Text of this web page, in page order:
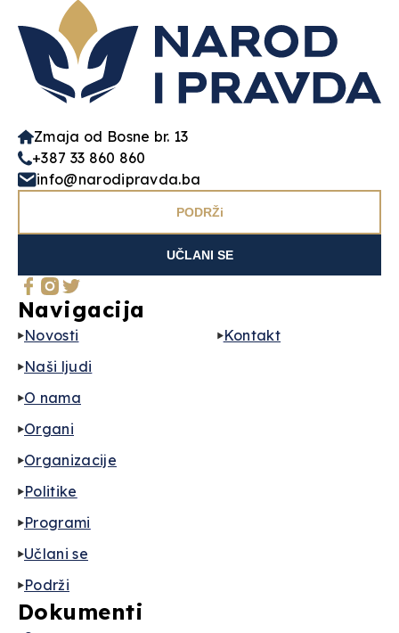
Zmaja od Bosne br. 13
+387 33 860 860
info@narodipravda.ba
PODRŽi
UČLANI SE
Navigacija
Novosti
Naši ljudi
O nama
Organi
Organizacije
Politike
Programi
Učlani se
Podrži
Kontakt
Dokumenti